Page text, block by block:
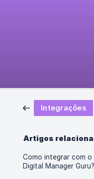
Integrações
Artigos
Como integrar com o
Digital Manager Guru?